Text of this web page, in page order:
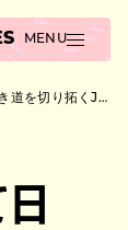
MENU
）。中国からアメリカ、そして日本へ